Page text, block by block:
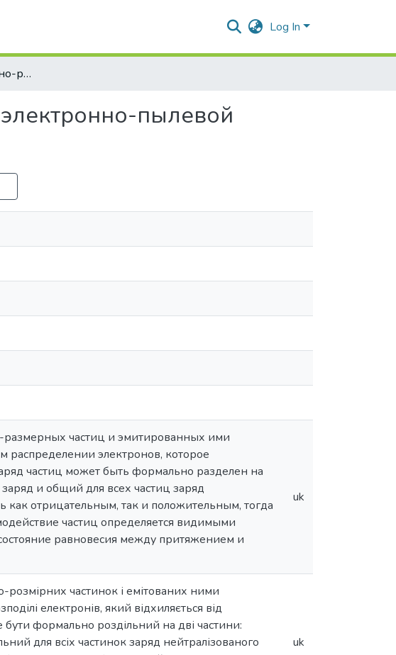
Log In
Взаимодействие нано-размерных частиц в электронно-пылевой плазме
пылевой
размерных частиц и эмитированных ими
распределении электронов, которое
частиц может быть формально разделен на
и общий для всех частиц заряд
отрицательным, так и положительным, тогда
частиц определяется видимыми
равновесия между притяжением и
uk
розмірних частинок і емітованих ними
електронів, який відхиляється від
бути формально роздільний на дві частини:
для всіх частинок заряд нейтралізованого
uk